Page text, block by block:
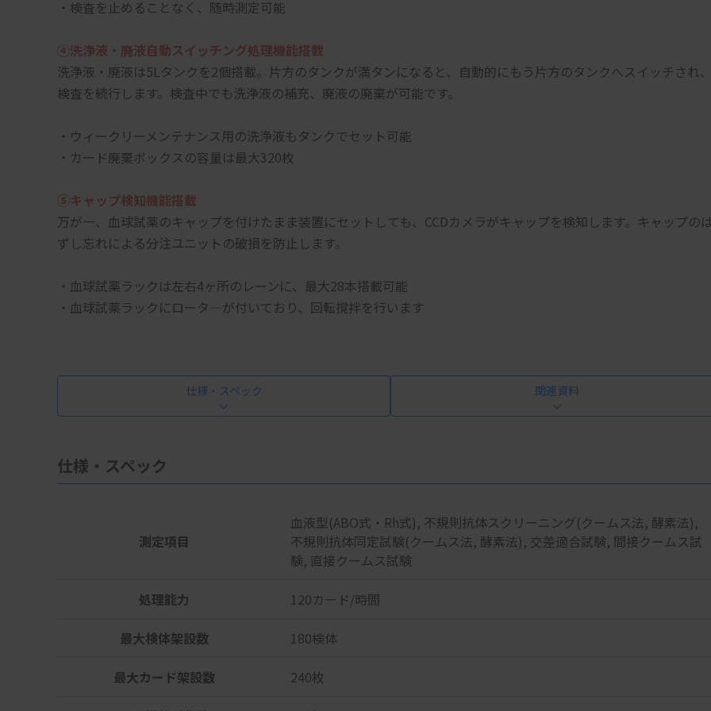
・検査を止めることなく、随時測定可能
④洗浄液・廃液自動スイッチング処理機能搭載
洗浄液・廃液は5Lタンクを2個搭載。片方のタンクが満タンになると、自動的にもう片方のタンクへスイッチされ
検査を続行します。検査中でも洗浄液の補充、廃液の廃棄が可能です。
・ウィークリーメンテナンス用の洗浄液もタンクでセット可能
・カード廃棄ボックスの容量は最大320枚
⑤キャップ検知機能搭載
万が一、血球試薬のキャップを付けたまま装置にセットしても、CCDカメラがキャップを検知します。キャップの
ずし忘れによる分注ユニットの破損を防止します。
・血球試薬ラックは左右4ヶ所のレーンに、最大28本搭載可能
・血球試薬ラックにロータ―が付いており、回転撹拌を行います
仕様・スペック 関連資料
仕様・スペック
測定項目
血液型(ABO式・Rh式), 不規則抗体スクリーニング(クームス法, 酵素法),
不規則抗体同定試験(クームス法, 酵素法), 交差適合試験, 間接クームス試
験, 直接クームス試験
処理能力 120カード/時間
最大検体架設数 180検体
最大カード架設数 240枚